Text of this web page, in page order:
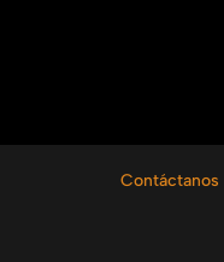
Contáctanos